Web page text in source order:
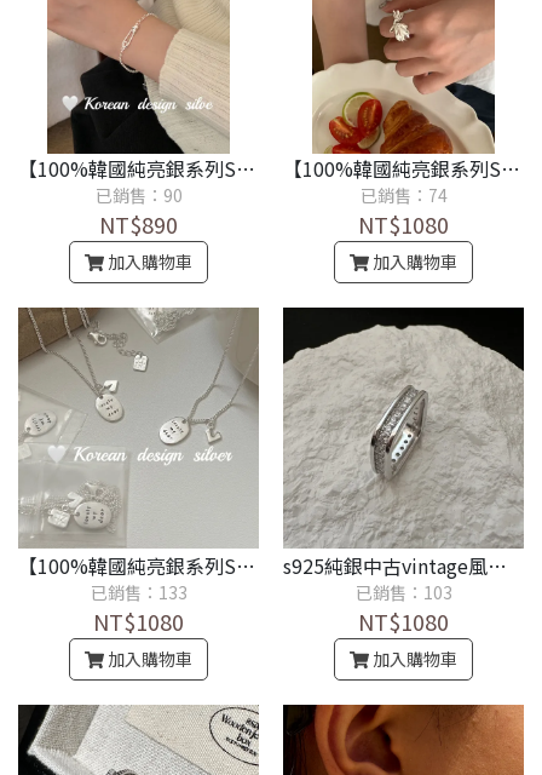
【100%韓國純亮銀系列S925】愛心迴紋針手鏈
已銷售：90
NT$890
加入購物車
【100%韓國純亮銀系列S925】設計銀飾品 S925純銀戒指
已銷售：74
NT$1080
加入購物車
【100%韓國純亮銀系列S925】高級感亮銀飾品 橢圓形英文愛心項鍊
已銷售：133
NT$1080
加入購物車
s925純銀中古vintage風方形設計時髦義大利法式復古戒指
已銷售：103
NT$1080
加入購物車